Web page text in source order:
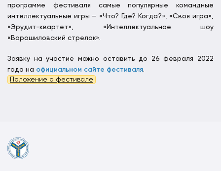
программе фестиваля самые популярные командные
интеллектуальные игры — «Что? Где? Когда?», «Своя игра»,
«Эрудит-квартет», «Интеллектуальное шоу
«Ворошиловский стрелок».
Заявку на участие можно оставить до 26 февраля 2022
года на официальном сайте фестиваля.
Положение о фестивале